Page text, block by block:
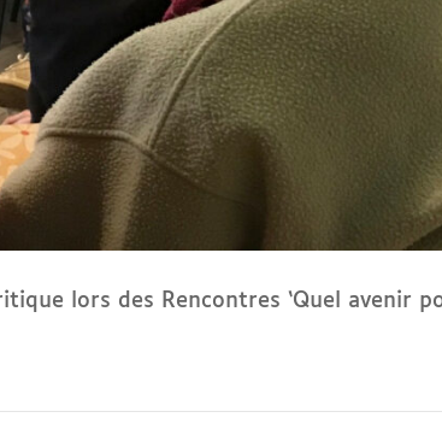
lors des Rencontres ‘Quel avenir